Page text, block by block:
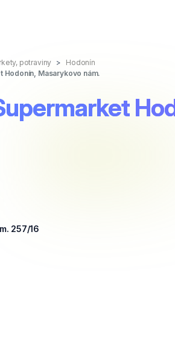
potraviny
Hodonín
Hodonín, Masarykovo nám.
257/16